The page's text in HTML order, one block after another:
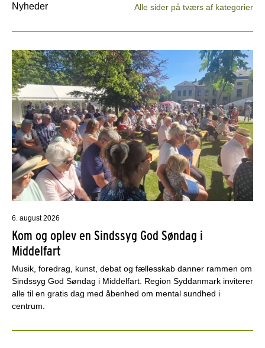
Nyheder Alle sider på tværs af kategorier
6. august 2026
Kom og oplev en Sindssyg God Søndag i
Middelfart
Musik, foredrag, kunst, debat og fællesskab danner rammen om
Sindssyg God Søndag i Middelfart. Region Syddanmark inviterer
alle til en gratis dag med åbenhed om mental sundhed i
centrum.